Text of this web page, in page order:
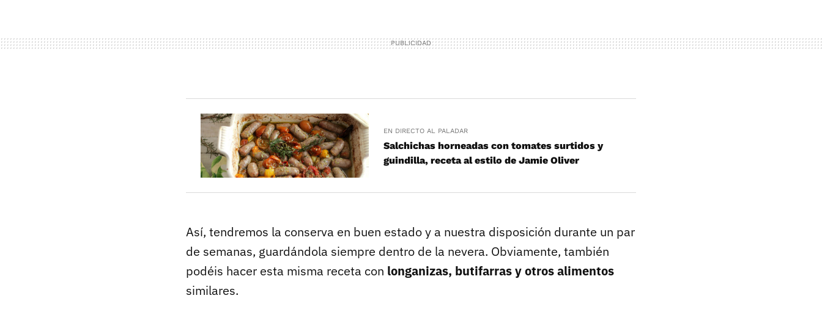
EN DIRECTO AL PALADAR
Salchichas horneadas con tomates surtidos y
guindilla, receta al estilo de Jamie Oliver
Así, tendremos la conserva en buen estado y a nuestra disposición durante un par
de semanas, guardándola siempre dentro de la nevera. Obviamente, también
podéis hacer esta misma receta con longanizas, butifarras y otros alimentos
similares.